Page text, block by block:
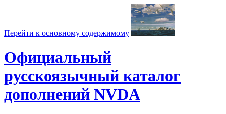
Перейти к основному содержимому
Официальный
русскоязычный каталог
дополнений NVDA